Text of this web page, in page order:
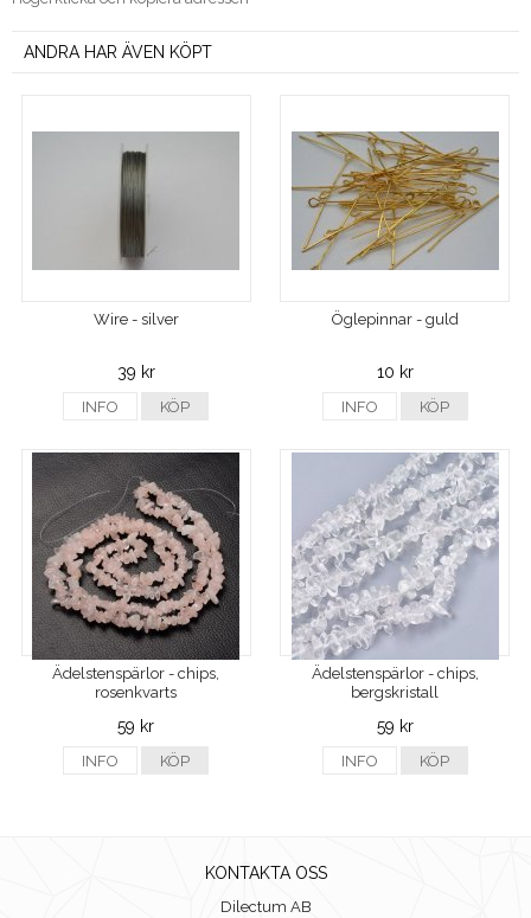
ANDRA HAR ÄVEN KÖPT
Wire - silver
39 kr
INFO KÖP
Öglepinnar - guld
10 kr
INFO KÖP
Ädelstenspärlor - chips,
rosenkvarts
59 kr
INFO KÖP
Ädelstenspärlor - chips,
bergskristall
59 kr
INFO KÖP
KONTAKTA OSS
Dilectum AB